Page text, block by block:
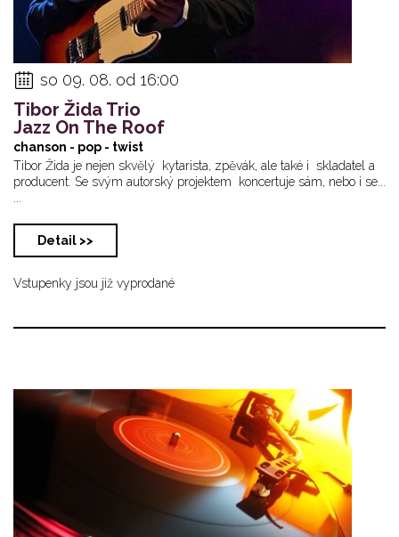
so 09. 08. od 16:00
Tibor Žida Trio
Jazz On The Roof
chanson - pop - twist
Tibor Žida je nejen skvělý kytarista, zpěvák, ale také i skladatel a
producent. Se svým autorský projektem koncertuje sám, nebo i se...
Detail >>
Vstupenky jsou již vyprodané